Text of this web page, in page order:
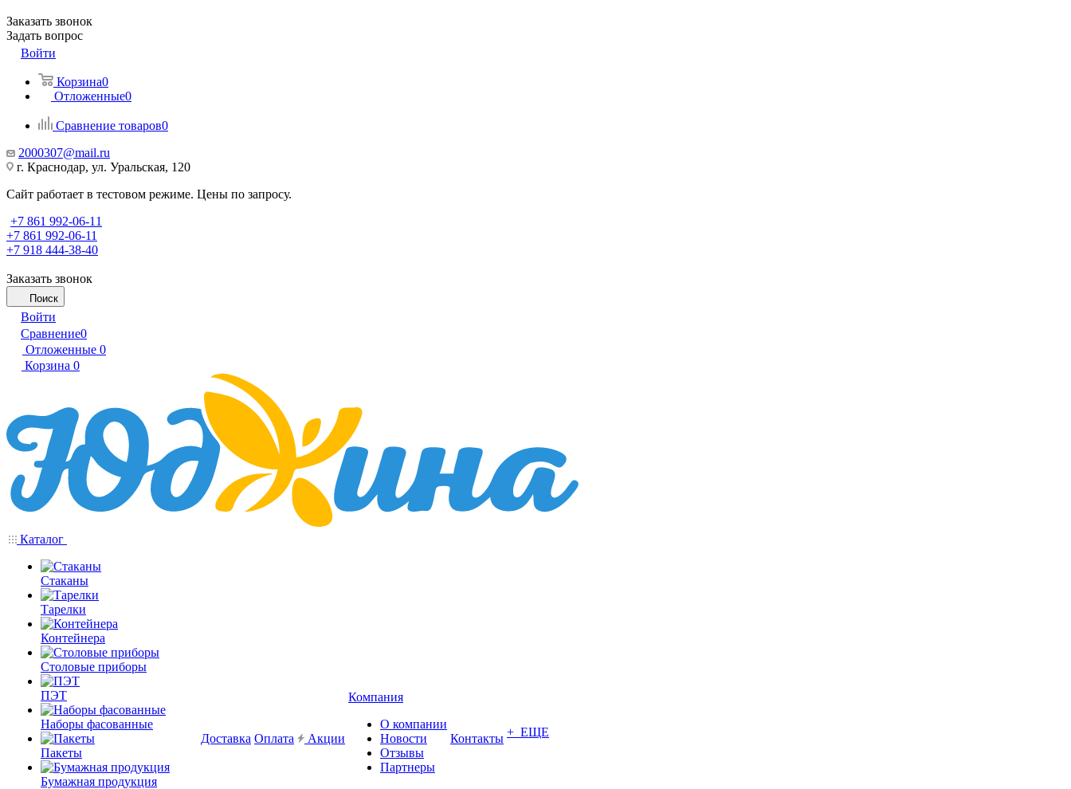
Заказать звонок
Задать вопрос
Войти
Корзина0
Отложенные0
Сравнение товаров0
2000307@mail.ru
г. Краснодар, ул. Уральская, 120
Сайт работает в тестовом режиме. Цены по запросу.
+7 861 992-06-11
+7 861 992-06-11
+7 918 444-38-40
Заказать звонок
Поиск
Войти
Сравнение0
Отложенные 0
Корзина 0
Каталог
Стаканы
Тарелки
Контейнера
Столовые приборы
ПЭТ
Наборы фасованные
Пакеты
Бумажная продукция
Доставка Оплата Акции
Компания
О компании
Новости
Отзывы
Партнеры
Контакты + ЕЩЕ